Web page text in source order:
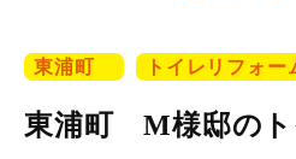
東浦町 トイレリフォー
東浦町 M様邸のト